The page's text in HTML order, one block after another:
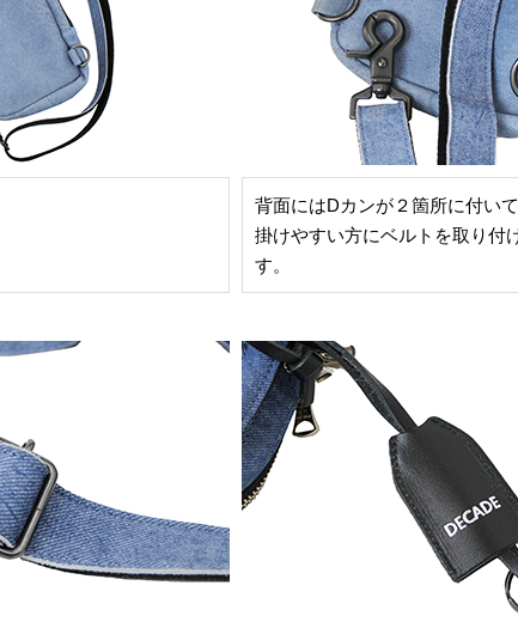
背面にはDカンが２箇所に付い
掛けやすい方にベルトを取り付
す。